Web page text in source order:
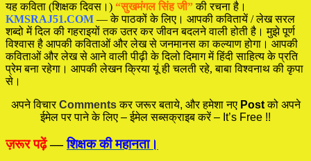
यह कविता (शिक्षक दिवस।) “सुखमंगल सिंह जी”की रचना है।
KMSRAJ51.COM — के पाठकों के लिए। आपकी कवितायें / लेख सरल
शब्दो में दिल की गहराइयों तक उतर कर जीवन बदलने वाली होती है। मुझे पूर्ण
विश्वास है आपकी कविताओं और लेख से जनमानस का कल्याण होगा। आपकी
कविताओं और लेख से आने वाली पीढ़ी के दिलो दिमाग में हिंदी साहित्य के प्रति
प्रेम बना रहेगा। आपकी लेखन क्रिया यूं ही चलती रहे, बाबा विश्वनाथ की कृपा
से।
अपने विचारCommentsकर जरूर बताये, और हमेशा नए Postको अपने
ईमेल पर पाने के लिए – ईमेल सब्सक्राइब करें – It’s Free !!
ज़रूर पढ़ें—शिक्षक की महानता।